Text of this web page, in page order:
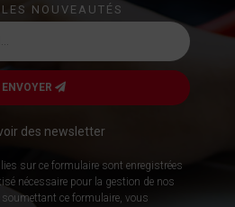
NOUVEAUTÉS
ENVOYER
des newsletter
sur ce formulaire sont enregistrées
nécessaire pour la gestion de nos
ce formulaire, vous